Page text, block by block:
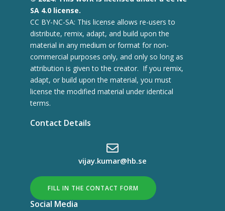
SA 4.0 license.
CC BY-NC-SA: This license allows re-users to
distribute, remix, adapt, and build upon the
material in any medium or format for non-
commercial purposes only, and only so long as
attribution is given to the creator. If you remix,
adapt, or build upon the material, you must
license the modified material under identical
terms.
Contact Details
vijay.kumar@hb.se
FILL IN THE CONTACT FORM
Social Media